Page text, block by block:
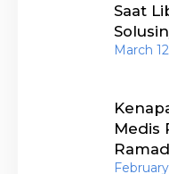
Saat
March
Medis